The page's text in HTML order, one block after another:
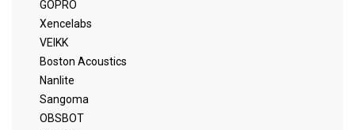
GOPRO
Xencelabs
VEIKK
Boston Acoustics
Nanlite
Sangoma
OBSBOT